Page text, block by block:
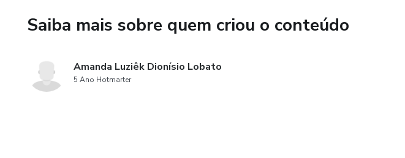
- [ ] Aprender a montar anamnese e avaliar possíveis
Saiba mais sobre quem criou o conteúdo
Amanda Luziêk Dionísio Lobato
5 Ano Hotmarter